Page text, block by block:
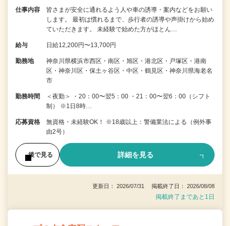
仕事内容
皆さまが安全に通れるよう人や車の誘導・案内などをお願い
します。 最初は慣れるまで、歩行者の誘導や声掛けから始め
ていただきます。 未経験で始めた方がほとん…
給与 日給12,200円〜13,700円
勤務地
神奈川県横浜市西区・南区・旭区・港北区・戸塚区・港南
区・神奈川区・保土ヶ谷区・中区・鶴見区・神奈川県海老名
市
勤務時間
＜夜勤＞ ・20：00〜翌5：00 ・21：00〜翌6：00（シフト
制） ※1日8時…
応募資格
無資格・未経験OK！ ※18歳以上：警備業法による（例外事
由2号）
後で見る 詳細を見る
更新日： 2026/07/31 掲載終了日： 2026/08/08
掲載終了まであと1日